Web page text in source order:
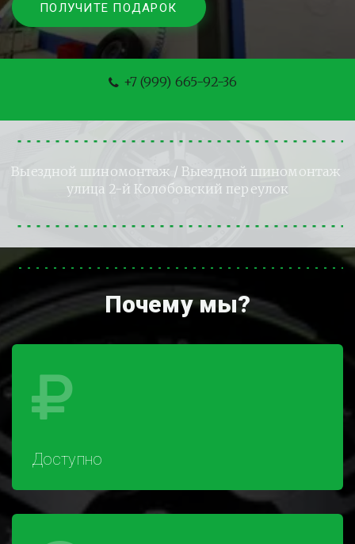
ПОЛУЧИТЕ ПОДАРОК
+7 (999) 665-92-36
Выездной шиномонтаж / Выездной шиномонтаж
улица 2-й Колобовский переулок
Почему мы?
Доступно